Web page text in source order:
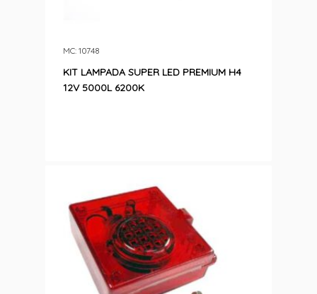
KIT LAMPADA SUPER LED PREMIUM H4
12V 5000L 6200K
MC: 10748